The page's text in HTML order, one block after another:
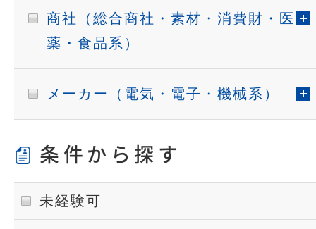
商社（総合商社・素材・消費財・医
薬・食品系）
メーカー（電気・電子・機械系）
条件から探す
未経験可